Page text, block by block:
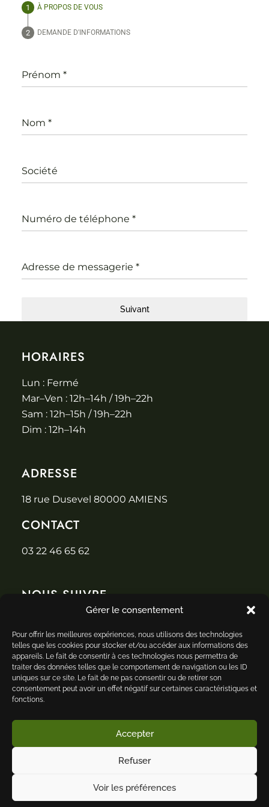
Gérer le consentement
Pour offrir les meilleures expériences, nous utilisons des technologies
telles que les cookies pour stocker et/ou accéder aux informations des
appareils. Le fait de consentir à ces technologies nous permettra de
traiter des données telles que le comportement de navigation ou les ID
uniques sur ce site. Le fait de ne pas consentir ou de retirer son
consentement peut avoir un effet négatif sur certaines caractéristiques et
fonctions.
Accepter
Refuser
Voir les préférences
À PROPOS DE VOUS
DEMANDE D'INFORMATIONS
Prénom *
Nom *
Société
Numéro de téléphone *
Adresse de messagerie *
Suivant
HORAIRES
Lun : Fermé
Mar–Ven : 12h–14h / 19h–22h
Sam : 12h–15h / 19h–22h
Dim : 12h–14h
ADRESSE
18 rue Dusevel 80000 AMIENS
CONTACT
03 22 46 65 62
NOUS SUIVRE
NOS CARTES
TRAITEUR
NOS BRASEROS
IMentions légales I CGU I Politique